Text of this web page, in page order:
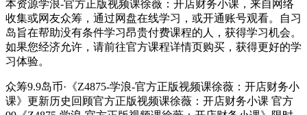
本资源学浪-官方正版视频课徐薇：开店财务小课，来自网络
收集或网友众筹，通过网盘在线学习，或开通账号观看。自习
岛旨在帮助没有条件学习昂贵付费课程的人，获得学习机会。
如果您经济允许，请前往官方课程详情页购买，获得更好的学
习体验。
众筹9.9岛币·《Z4875-学浪-官方正版视频课徐薇：开店财务小
课》更新历史回顾官方正版视频课徐薇：开店财务小课 官方